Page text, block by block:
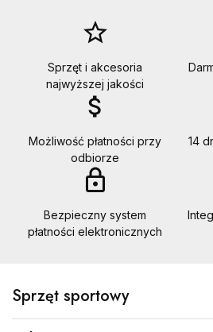
star_border
Sprzęt i akcesoria
najwyższej jakości
attach_money
Możliwość płatności przy
odbiorze
14
Bezpieczny system
płatności elektronicznych
Sprzęt sportowy